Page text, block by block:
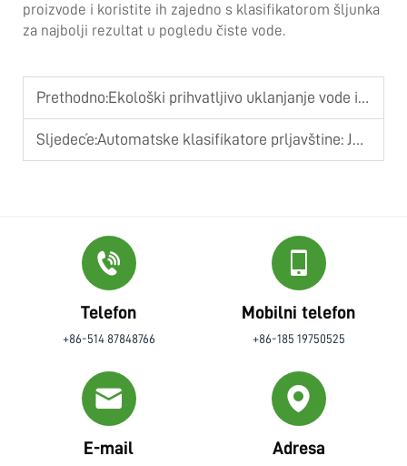
proizvode i koristite ih zajedno s klasifikatorom šljunka
za najbolji rezultat u pogledu čiste vode.
Prethodno:Ekološki prihvatljivo uklanjanje vode iz mulja: Održiva rješenja za moderne objekte
Sljedeće:Automatske klasifikatore prljavštine: Je li vrijeme za nadogradnju s ručnih sustava?
Telefon
+86-514 87848766
Mobilni telefon
+86-185 19750525
E-mail Adresa